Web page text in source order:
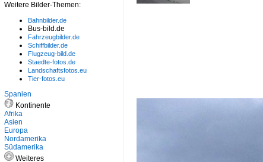
Weitere Bilder-Themen:
Bahnbilder.de
Bus-bild.de
Fahrzeugbilder.de
Schiffbilder.de
Flugzeug-bild.de
Staedte-fotos.de
Landschaftsfotos.eu
Tier-fotos.eu
Spanien
Kontinente
Afrika
Asien
Europa
Nordamerika
Südamerika
Weiteres